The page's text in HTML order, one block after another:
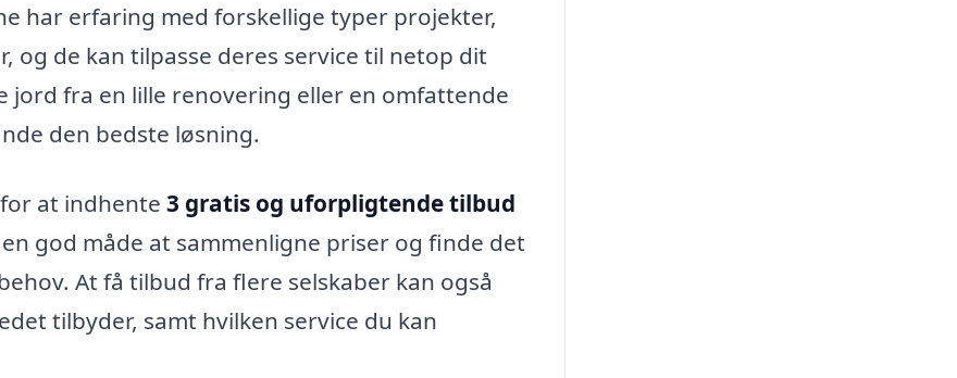
har erfaring med forskellige typer projekter,
og de kan tilpasse deres service til netop dit
jord fra en lille renovering eller en omfattende
den bedste løsning.
at indhente 3 gratis og uforpligtende tilbud
god måde at sammenligne priser og finde det
At få tilbud fra flere selskaber kan også
tilbyder, samt hvilken service du kan